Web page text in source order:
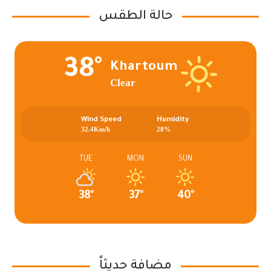
حالة الطقس
Khartoum
Clear
38°
Humidity
28%
Wind Speed
32.4Km/h
SUN
40°
MON
37°
TUE
38°
مضافة حديثاً